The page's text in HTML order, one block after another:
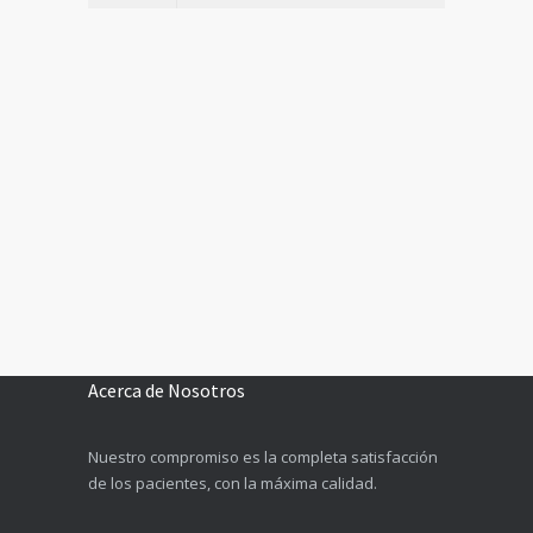
Acerca de Nosotros
Nuestro compromiso es la completa satisfacción
de los pacientes, con la máxima calidad.